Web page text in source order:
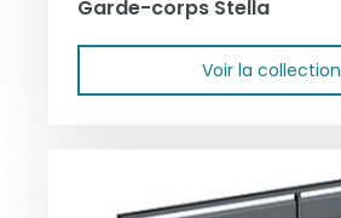
Garde-corps Stella
Voir la collection